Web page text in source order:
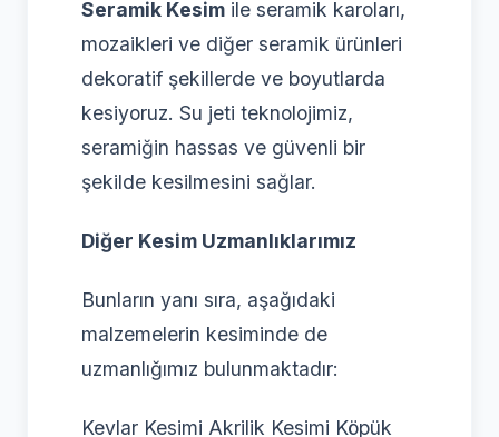
Seramik Kesim ile seramik karoları,
mozaikleri ve diğer seramik ürünleri
dekoratif şekillerde ve boyutlarda
kesiyoruz. Su jeti teknolojimiz,
seramiğin hassas ve güvenli bir
şekilde kesilmesini sağlar.
Diğer Kesim Uzmanlıklarımız
Bunların yanı sıra, aşağıdaki
malzemelerin kesiminde de
uzmanlığımız bulunmaktadır:
Kevlar Kesimi Akrilik Kesimi Köpük